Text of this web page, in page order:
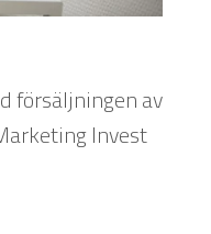
försäljningen av
Invest